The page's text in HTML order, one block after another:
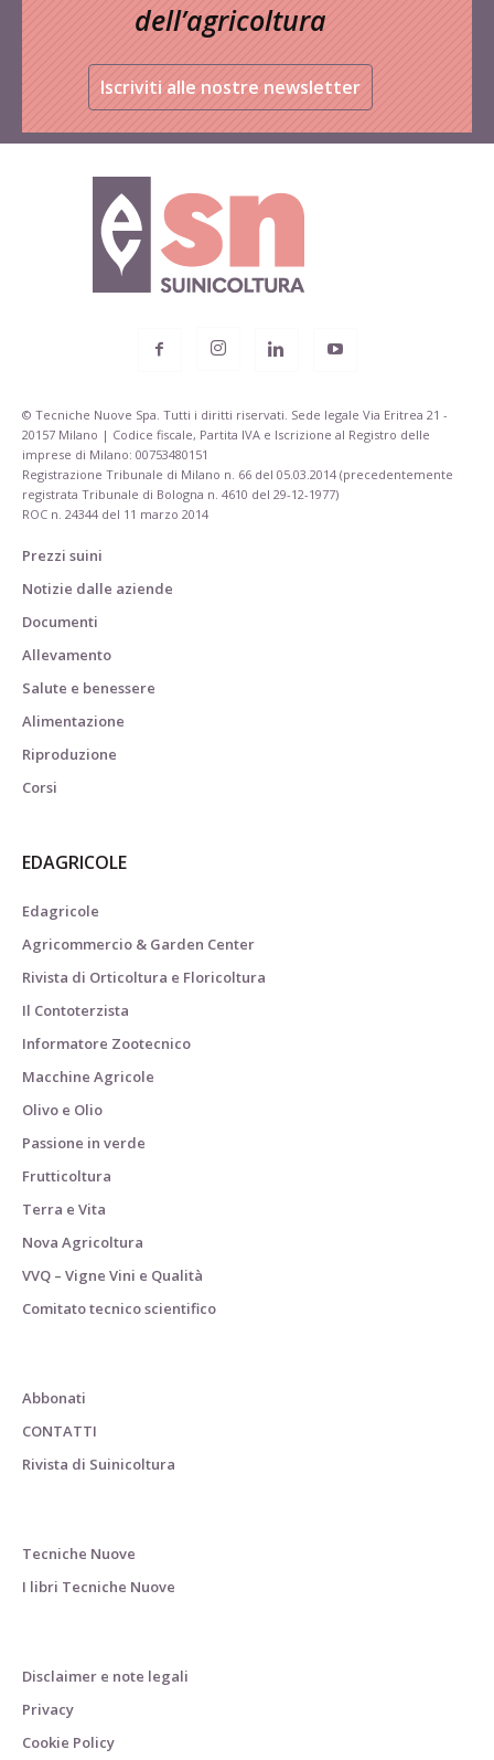
dell’agricoltura
Iscriviti alle nostre newsletter
© Tecniche Nuove Spa. Tutti i diritti riservati. Sede legale Via Eritrea 21 -
20157 Milano | Codice fiscale, Partita IVA e Iscrizione al Registro delle
imprese di Milano: 00753480151
Registrazione Tribunale di Milano n. 66 del 05.03.2014 (precedentemente
registrata Tribunale di Bologna n. 4610 del 29-12-1977)
ROC n. 24344 del 11 marzo 2014
Prezzi suini
Notizie dalle aziende
Documenti
Allevamento
Salute e benessere
Alimentazione
Riproduzione
Corsi
EDAGRICOLE
Edagricole
Agricommercio & Garden Center
Rivista di Orticoltura e Floricoltura
Il Contoterzista
Informatore Zootecnico
Macchine Agricole
Olivo e Olio
Passione in verde
Frutticoltura
Terra e Vita
Nova Agricoltura
VVQ – Vigne Vini e Qualità
Comitato tecnico scientifico
Abbonati
CONTATTI
Rivista di Suinicoltura
Tecniche Nuove
I libri Tecniche Nuove
Disclaimer e note legali
Privacy
Cookie Policy